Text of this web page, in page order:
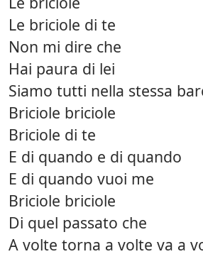
Le briciole di te
Non mi dire che
Hai paura di lei
Siamo tutti nella stessa
Briciole briciole
Briciole di te
E di quando e di quando
E di quando vuoi me
Briciole briciole
Di quel passato che
A volte torna a volte va a